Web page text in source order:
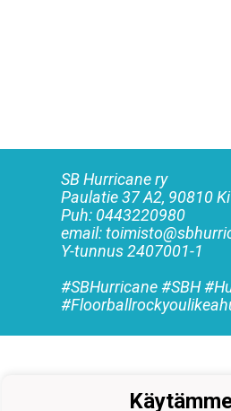
SB Hurricane ry
Paulatie 37 A2, 90810
Puh: 0443220980
email:
Y-tunnus2407001-1
#SBHurricane #SBH